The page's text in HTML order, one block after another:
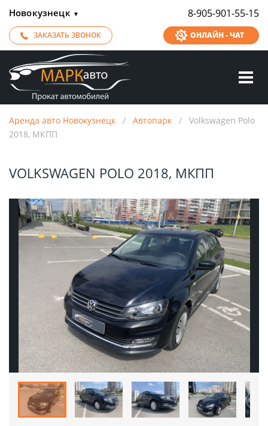
Новокузнецк ▼ 8-905-901-55-15
ЗАКАЗАТЬ ЗВОНОК ОНЛАЙН - ЧАТ
Аренда авто Новокузнецк / Автопарк / Volkswagen Polo
2018, МКПП
VOLKSWAGEN POLO 2018, МКПП